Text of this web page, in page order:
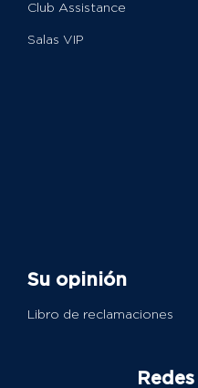
Club Assistance
Salas VIP
Su opinión
Libro de reclamaciones